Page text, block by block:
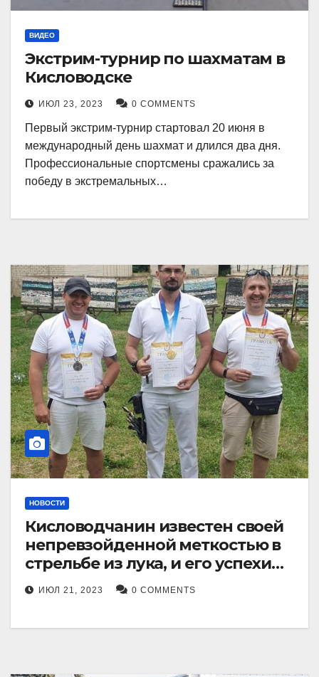
ВИДЕО
Экстрим-турнир по шахматам в
Кисловодске
ИЮЛ 23, 2023 0 COMMENTS
Первый экстрим-турнир стартовал 20 июня в
международный день шахмат и длился два дня.
Профессиональные спортсмены сражались за
победу в экстремальных…
НОВОСТИ
Кисловодчанин известен своей
непревзойденной меткостью в
стрельбе из лука, и его успехи
прославили его в
Ставропольском крае.
ИЮЛ 21, 2023 0 COMMENTS